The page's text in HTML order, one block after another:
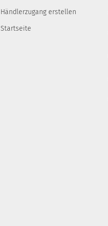
Händlerzugang erstellen
Startseite